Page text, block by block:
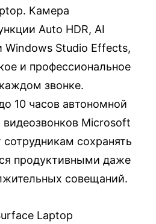
Камера
Auto HDR, AI
Windows Studio Effects,
и профессиональное
звонке.
10 часов автономной
Microsoft
сотрудникам сохранять
продуктивными даже
совещаний.
Laptop